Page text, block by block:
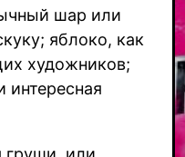
шар или
яблоко, как
художников;
интересная